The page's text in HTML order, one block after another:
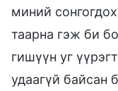
миний
таарна гэж би
гишүүн уг
удаагүй байсан